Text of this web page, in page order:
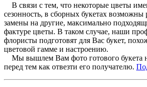
В связи с тем, что некоторые цветы
сезонность, в сборных букетах
замены на другие, максимально
фактуре цветы. В таком случае, наши
флористы подготовят для Вас букет,
цветовой гамме и настроению.
Мы вышлем Вам фото готового букета
перед тем как отвезти его получателю.